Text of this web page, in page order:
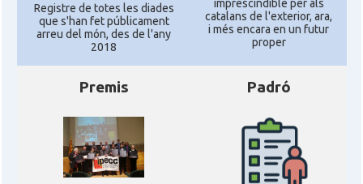
Registre de totes les diades
que s'han fet públicament
arreu del món, des de l'any
2018
imprescindible per als
catalans de l'exterior, ara,
i més encara en un futur
proper
Premis Padró